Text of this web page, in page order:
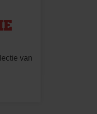
van